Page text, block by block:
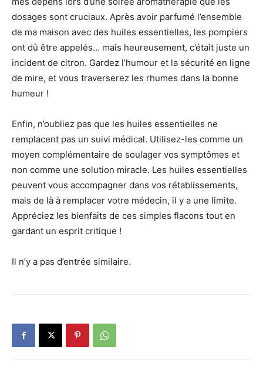
dosages sont cruciaux. Après avoir parfumé l’ensemble
de ma maison avec des huiles essentielles, les pompiers
ont dû être appelés… mais heureusement, c’était juste un
incident de citron. Gardez l’humour et la sécurité en ligne
de mire, et vous traverserez les rhumes dans la bonne
humeur !
Enfin, n’oubliez pas que les huiles essentielles ne
remplacent pas un suivi médical. Utilisez-les comme un
moyen complémentaire de soulager vos symptômes et
non comme une solution miracle. Les huiles essentielles
peuvent vous accompagner dans vos rétablissements,
mais de là à remplacer votre médecin, il y a une limite.
Appréciez les bienfaits de ces simples flacons tout en
gardant un esprit critique !
Il n’y a pas d’entrée similaire.